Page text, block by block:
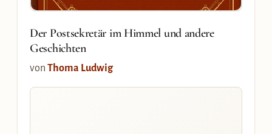
Der Postsekretär im Himmel und andere
Geschichten
von Thoma Ludwig